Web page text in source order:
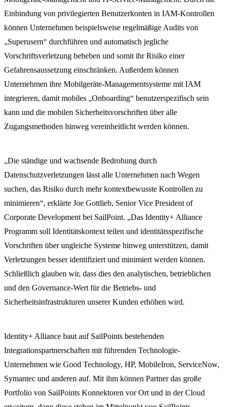
Einbindung von privilegierten Benutzerkonten in IAM-Kontrollen
können Unternehmen beispielsweise regelmäßige Audits von
„Superusern“ durchführen und automatisch jegliche
Vorschriftsverletzung beheben und somit ihr Risiko einer
Gefahrensaussetzung einschränken. Außerdem können
Unternehmen ihre Mobilgeräte-Managementsysteme mit IAM
integrieren, damit mobiles „Onboarding“ benutzerspezifisch sein
kann und die mobilen Sicherheitsvorschriften über alle
Zugangsmethoden hinweg vereinheitlicht werden können.
„Die ständige und wachsende Bedrohung durch
Datenschutzverletzungen lässt alle Unternehmen nach Wegen
suchen, das Risiko durch mehr kontextbewusste Kontrollen zu
minimieren“, erklärte Joe Gottlieb, Senior Vice President of
Corporate Development bei SailPoint. „Das Identity+ Alliance
Programm soll Identitätskontext teilen und identitätsspezifische
Vorschriften über ungleiche Systeme hinweg unterstützen, damit
Verletzungen besser identifiziert und minimiert werden können.
Schließlich glauben wir, dass dies den analytischen, betrieblichen
und den Governance-Wert für die Betriebs- und
Sicherheitsinfrastrukturen unserer Kunden erhöhen wird.
Identity+ Alliance baut auf SailPoints bestehenden
Integrationspartnerschaften mit führenden Technologie-
Unternehmen wie Good Technology, HP, MobileIron, ServiceNow,
Symantec und anderen auf. Mit ihm können Partner das große
Portfolio von SailPoints Konnektoren vor Ort und in der Cloud